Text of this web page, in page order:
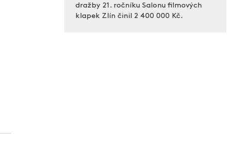
dražby 21. ročníku Salonu filmových
klapek Zlín činil 2 400 000 Kč.